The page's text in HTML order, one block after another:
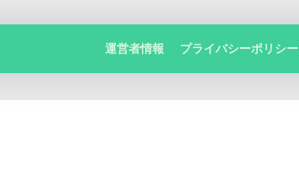
運営者情報 プライバシーポリシー